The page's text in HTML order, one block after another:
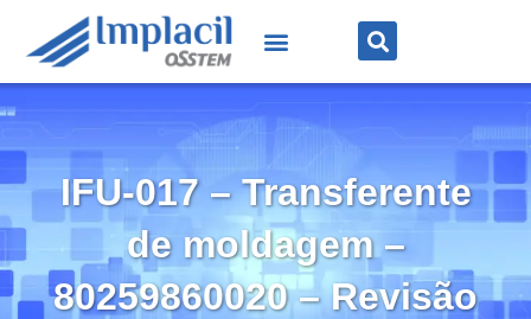
IFU-017 – Transferente
de moldagem –
80259860020 – Revisão